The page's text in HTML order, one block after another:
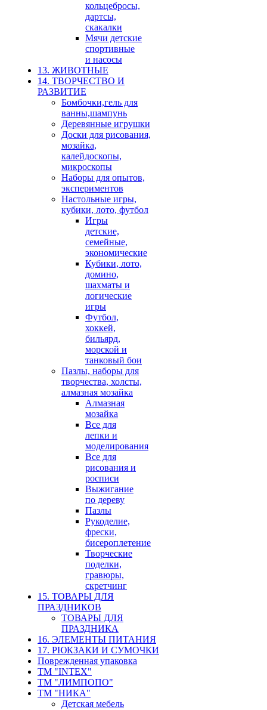
кольцебросы,
дартсы,
скакалки
Мячи детские
спортивные
и насосы
13. ЖИВОТНЫЕ
14. ТВОРЧЕСТВО И
РАЗВИТИЕ
Бомбочки,гель для
ванны,шампунь
Деревянные игрушки
Доски для рисования,
мозайка,
калейдоскопы,
микроскопы
Наборы для опытов,
экспериментов
Настольные игры,
кубики, лото, футбол
Игры
детские,
семейные,
экономические
Кубики, лото,
домино,
шахматы и
логические
игры
Футбол,
хоккей,
бильярд,
морской и
танковый бои
Пазлы, наборы для
творчества, холсты,
алмазная мозайка
Алмазная
мозайка
Все для
лепки и
моделирования
Все для
рисования и
росписи
Выжигание
по дереву
Пазлы
Рукоделие,
фрески,
бисероплетение
Творческие
поделки,
гравюры,
скретчинг
15. ТОВАРЫ ДЛЯ
ПРАЗДНИКОВ
ТОВАРЫ ДЛЯ
ПРАЗДНИКА
16. ЭЛЕМЕНТЫ ПИТАНИЯ
17. РЮКЗАКИ И СУМОЧКИ
Поврежденная упаковка
ТМ "INTEX"
ТМ "ЛИМПОПО"
ТМ "НИКА"
Детская мебель